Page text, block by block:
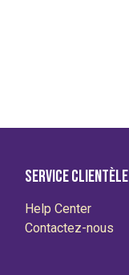
Service Clientèle
Help Center
Contactez-nous